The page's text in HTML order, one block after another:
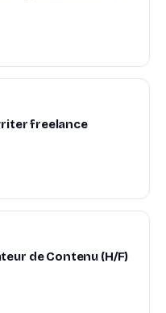
freelance
de Contenu (H/F)